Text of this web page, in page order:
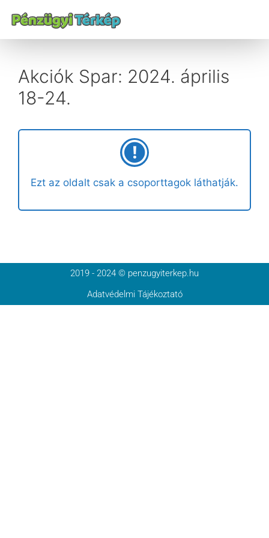
Akciók Spar: 2024. április
18-24.
Ezt az oldalt csak a csoporttagok láthatják.
2019 - 2024 © penzugyiterkep.hu
Adatvédelmi Tájékoztató